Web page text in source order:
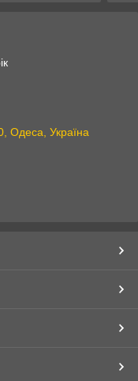
Одеса, Україна